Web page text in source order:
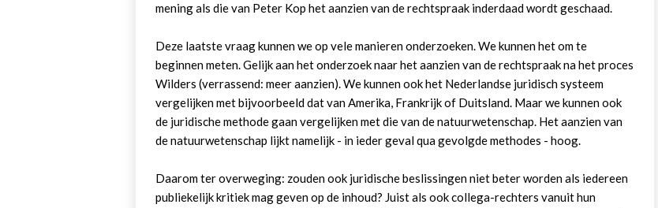
mening als die van Peter Kop het aanzien van de rechtspraak inderdaad wordt geschaad.
Deze laatste vraag kunnen we op vele manieren onderzoeken. We kunnen het om te
beginnen meten. Gelijk aan het onderzoek naar het aanzien van de rechtspraak na het proces
Wilders (verrassend: meer aanzien). We kunnen ook het Nederlandse juridisch systeem
vergelijken met bijvoorbeeld dat van Amerika, Frankrijk of Duitsland. Maar we kunnen ook
de juridische methode gaan vergelijken met die van de natuurwetenschap. Het aanzien van
de natuurwetenschap lijkt namelijk - in ieder geval qua gevolgde methodes - hoog.
Daarom ter overweging: zouden ook juridische beslissingen niet beter worden als iedereen
publiekelijk kritiek mag geven op de inhoud? Juist als ook collega-rechters vanuit hun